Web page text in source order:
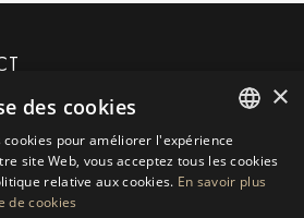
D'INFORMATIONS
MESSAGE
ENGLISH
SPANISH
×
des cookies
pour améliorer l'expérience
site Web, vous acceptez tous les cookies
relative aux cookies. En savoir plus
de cookies